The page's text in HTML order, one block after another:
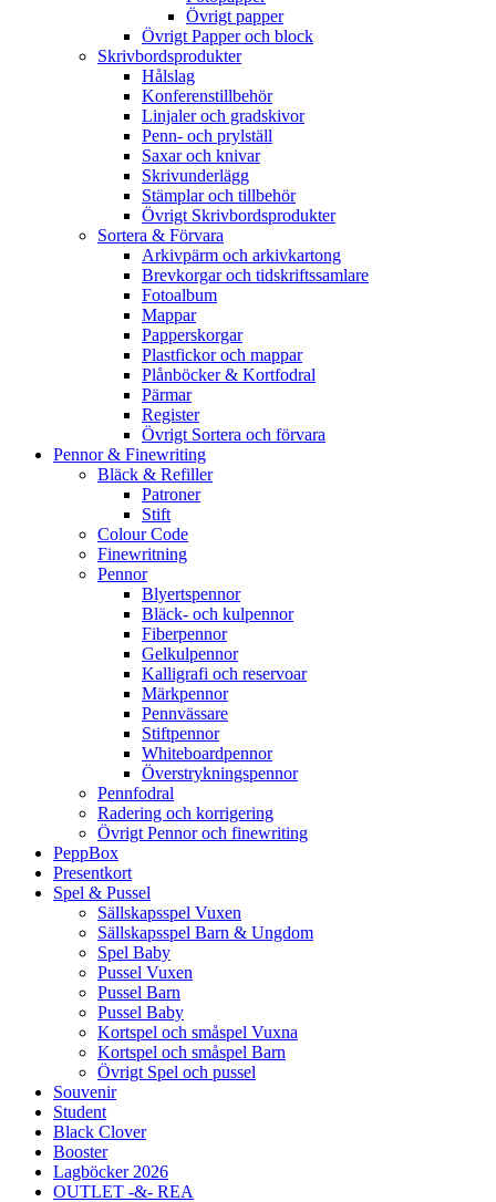
Övrigt papper
Övrigt Papper och block
Skrivbordsprodukter
Hålslag
Konferenstillbehör
Linjaler och gradskivor
Penn- och prylställ
Saxar och knivar
Skrivunderlägg
Stämplar och tillbehör
Övrigt Skrivbordsprodukter
Sortera & Förvara
Arkivpärm och arkivkartong
Brevkorgar och tidskriftssamlare
Fotoalbum
Mappar
Papperskorgar
Plastfickor och mappar
Plånböcker & Kortfodral
Pärmar
Register
Övrigt Sortera och förvara
Pennor & Finewriting
Bläck & Refiller
Patroner
Stift
Colour Code
Finewritning
Pennor
Blyertspennor
Bläck- och kulpennor
Fiberpennor
Gelkulpennor
Kalligrafi och reservoar
Märkpennor
Pennvässare
Stiftpennor
Whiteboardpennor
Överstrykningspennor
Pennfodral
Radering och korrigering
Övrigt Pennor och finewriting
PeppBox
Presentkort
Spel & Pussel
Sällskapsspel Vuxen
Sällskapsspel Barn & Ungdom
Spel Baby
Pussel Vuxen
Pussel Barn
Pussel Baby
Kortspel och småspel Vuxna
Kortspel och småspel Barn
Övrigt Spel och pussel
Souvenir
Student
Black Clover
Booster
Lagböcker 2026
OUTLET -&- REA